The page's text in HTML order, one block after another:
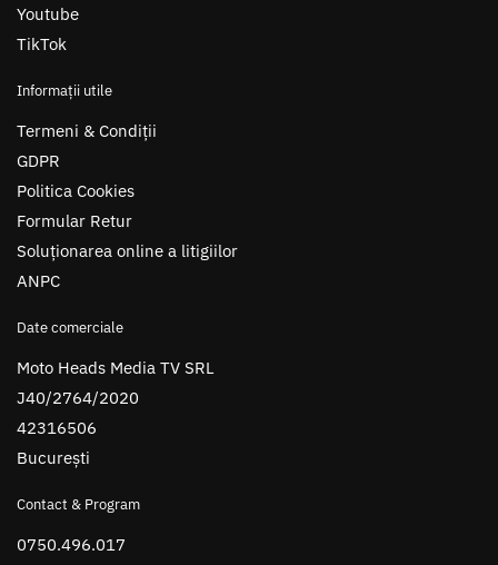
Youtube
TikTok
Informații utile
Termeni & Condiții
GDPR
Politica Cookies
Formular Retur
Soluționarea online a litigiilor
ANPC
Date comerciale
Moto Heads Media TV SRL
J40/2764/2020
42316506
București
Contact & Program
0750.496.017